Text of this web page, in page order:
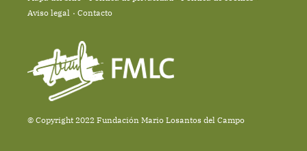
© Copyright 2022 Fundación Mario Losantos del Campo
Aviso legal
Contacto